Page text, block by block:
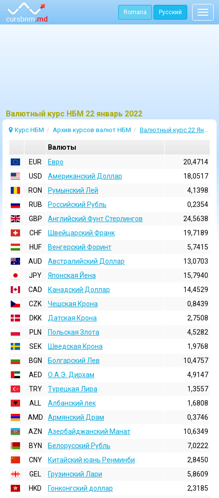
Romana Русский
Bалютный курс НБМ 22 январь 2022
Курс НБМ Архив курсов валют НБМ Валютный курс 22 Январь 2022
Валюты
EUR
Евро
20,4714
USD
Aмериканский Доллар
18,0517
RON
Румынский Лей
4,1398
RUB
Российский Рубль
0,2354
GBP
Английский Фунт Стерлингов
24,5638
CHF
Швейцарский Франк
19,7189
HUF
Венгерский Форинт
5,7415
AUD
Австралийский Доллар
13,0703
JPY
Японская Йена
15,7940
CAD
Канадский Доллар
14,4529
CZK
Чешская Крона
0,8439
DKK
Датская Крона
2,7508
PLN
Польская Злота
4,5282
SEK
Шведская Крона
1,9768
BGN
Болгарский Лев
10,4757
AED
О.А.Э. Дирхам
4,9147
TRY
Турецкая Лира
1,3557
ALL
Албанский лек
1,6808
AMD
Армянский Драм
0,3746
AZN
Азербайджанский Манат
10,6349
BYN
Белорусский Рубль
7,0222
CNY
Китайский юань Ренминби
2,8450
GEL
Грузинский Лари
5,8609
HKD
Гонконгский доллаp
2,3185